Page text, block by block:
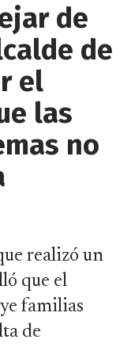
de
de
el
las
no
realizó un
que el
familias
de